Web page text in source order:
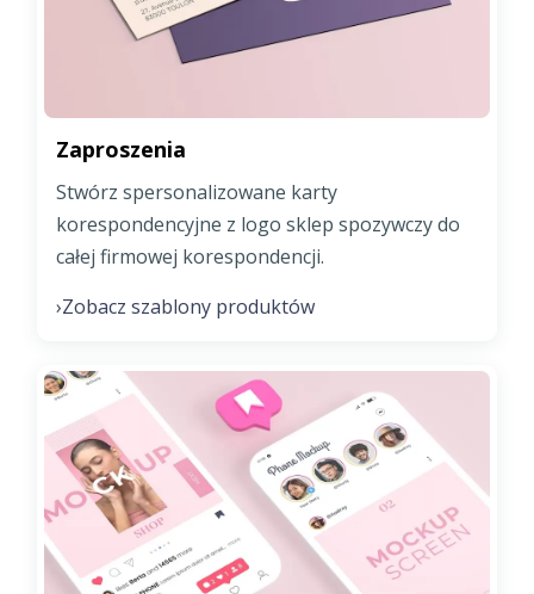
Zaproszenia
Stwórz spersonalizowane karty
korespondencyjne z logo sklep spozywczy do
całej firmowej korespondencji.
›Zobacz szablony produktów